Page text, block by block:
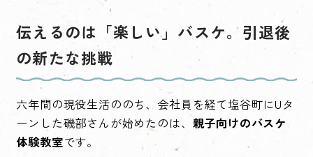
伝えるのは「楽しい」バスケ。引退後
の新たな挑戦
六年間の現役生活ののち、会社員を経て塩谷町にUタ
ーンした磯部さんが始めたのは、 親子向けのバスケ
体験教室です。